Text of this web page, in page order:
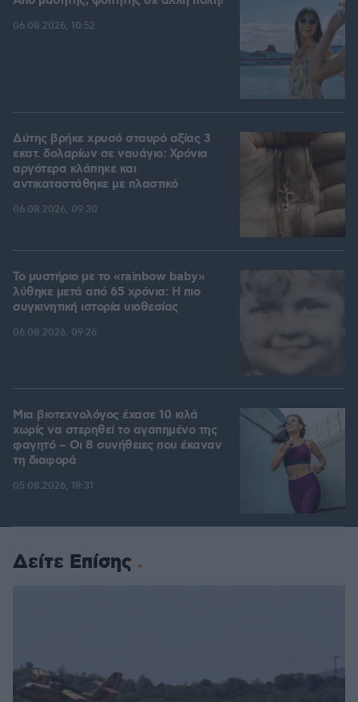
06.08.2026, 10:52
Δύτης βρήκε χρυσό σταυρό αξίας 3
εκατ. δολαρίων σε ναυάγιο: Χρόνια
αργότερα κλάπηκε και
αντικαταστάθηκε με πλαστικό
06.08.2026, 09:30
Το μυστήριο με το «rainbow baby»
λύθηκε μετά από 65 χρόνια: Η πιο
συγκινητική ιστορία υιοθεσίας
06.08.2026, 09:26
Μια βιοτεχνολόγος έχασε 10 κιλά
χωρίς να στερηθεί το αγαπημένο της
φαγητό – Οι 8 συνήθειες που έκαναν
τη διαφορά
05.08.2026, 18:31
Δείτε Επίσης